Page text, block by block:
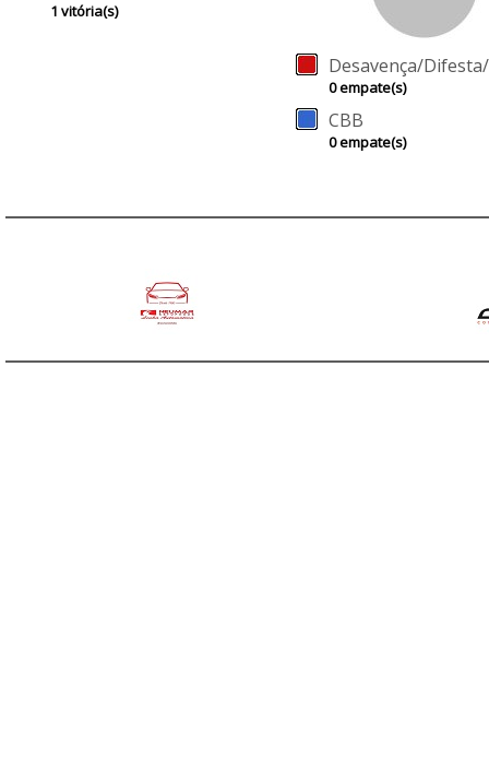
1 vitória(s)
Desavença/
0 empate(s)
CBB
0 empate(s)